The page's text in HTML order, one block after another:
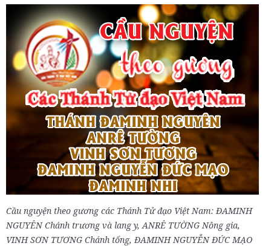
Cầu nguyện theo gương các Thánh Tử đạo Việt Nam: ĐAMINH
NGUYÊN Chánh trương và lang y, ANRÊ TƯỜNG Nông gia,
VINH SƠN TƯƠNG Chánh tổng, ĐAMINH NGUYỄN ĐỨC MẠO